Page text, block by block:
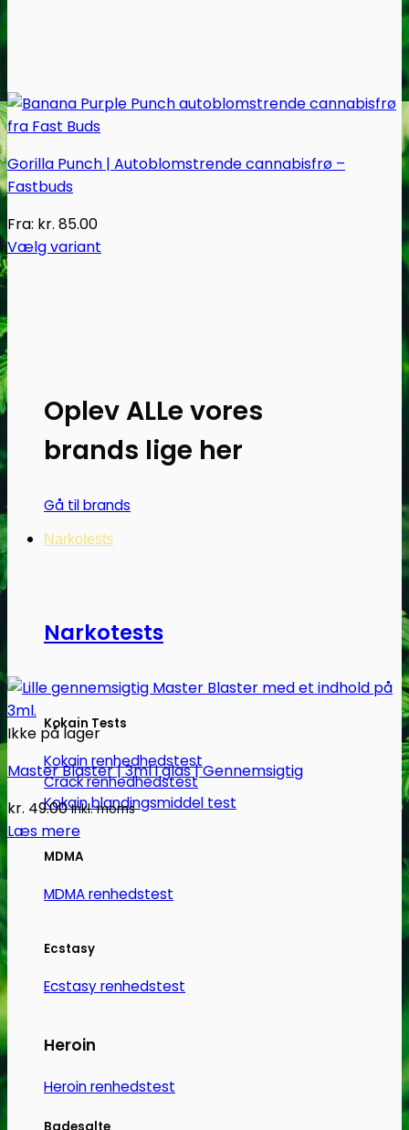
Oplev ALLe vores
brands lige her
Gå til brands
Narkotests
Narkotests
Kokain Tests
Kokain renhedhedstest
Crack renhedhedstest
Kokain blandingsmiddel test
MDMA
MDMA renhedstest
Ecstasy
Ecstasy renhedstest
Heroin
Heroin renhedstest
Gorilla Punch | Autoblomstrende cannabisfrø –
Fastbuds
Fra: kr. 85.00
Vælg variant
Dette
har
flere
varianter.
Mulighederne
kan
på
Ikke på lager
Master Blaster | 3ml i glas | Gennemsigtig
kr. 49.00 Inkl. moms
Læs mere